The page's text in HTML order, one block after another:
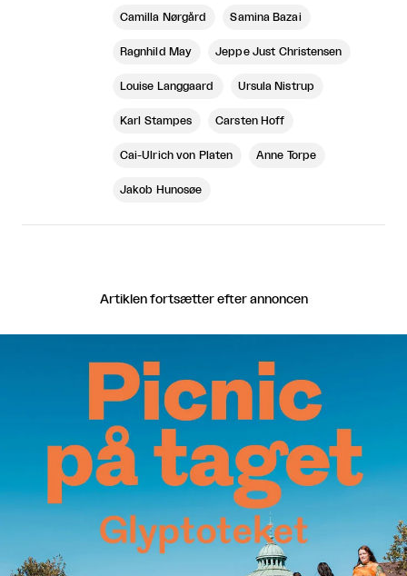
Camilla Nørgård Samina Bazai
Ragnhild May Jeppe Just Christensen
Louise Langgaard Ursula Nistrup
Karl Stampes Carsten Hoff
Cai-Ulrich von Platen Anne Torpe
Jakob Hunosøe
Artiklen fortsætter efter annoncen